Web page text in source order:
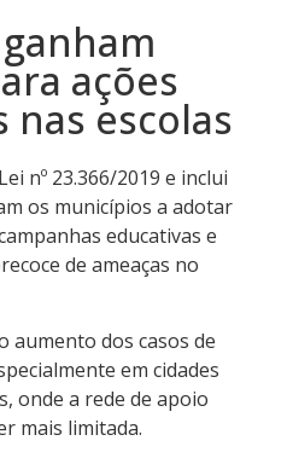
ações
escolas
nº 23.366/2019 e inclui
os municípios a adotar
educativas e
de ameaças no
aumento dos casos de
em cidades
onde a rede de apoio
mais limitada.